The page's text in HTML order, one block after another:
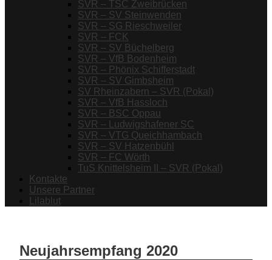
SVR – TSC Zweibrücken
SVR – SV Steinwenden
SVR – SG Rieschweiler
SVR – FCK
SVR – SV Büchelberg
SVR – VfB Bodenheim
SVR – Phönix Schifferstadt
SVR – SV Gimbsheim
SV Rheinzabern – SVR (Pokal)
SVR – VfB Hassloch
SVR – BSC Oppau
SVR – Ludwigshafener SC
SVR – VTG Queichhambach
SVR – SV Hatzenbühl
SVR – FC Wörth
TuS Knittelsheim II – SVR (Pokal)
Kontakte
Unsere Partner
Lilablut
Neujahrsempfang 2020